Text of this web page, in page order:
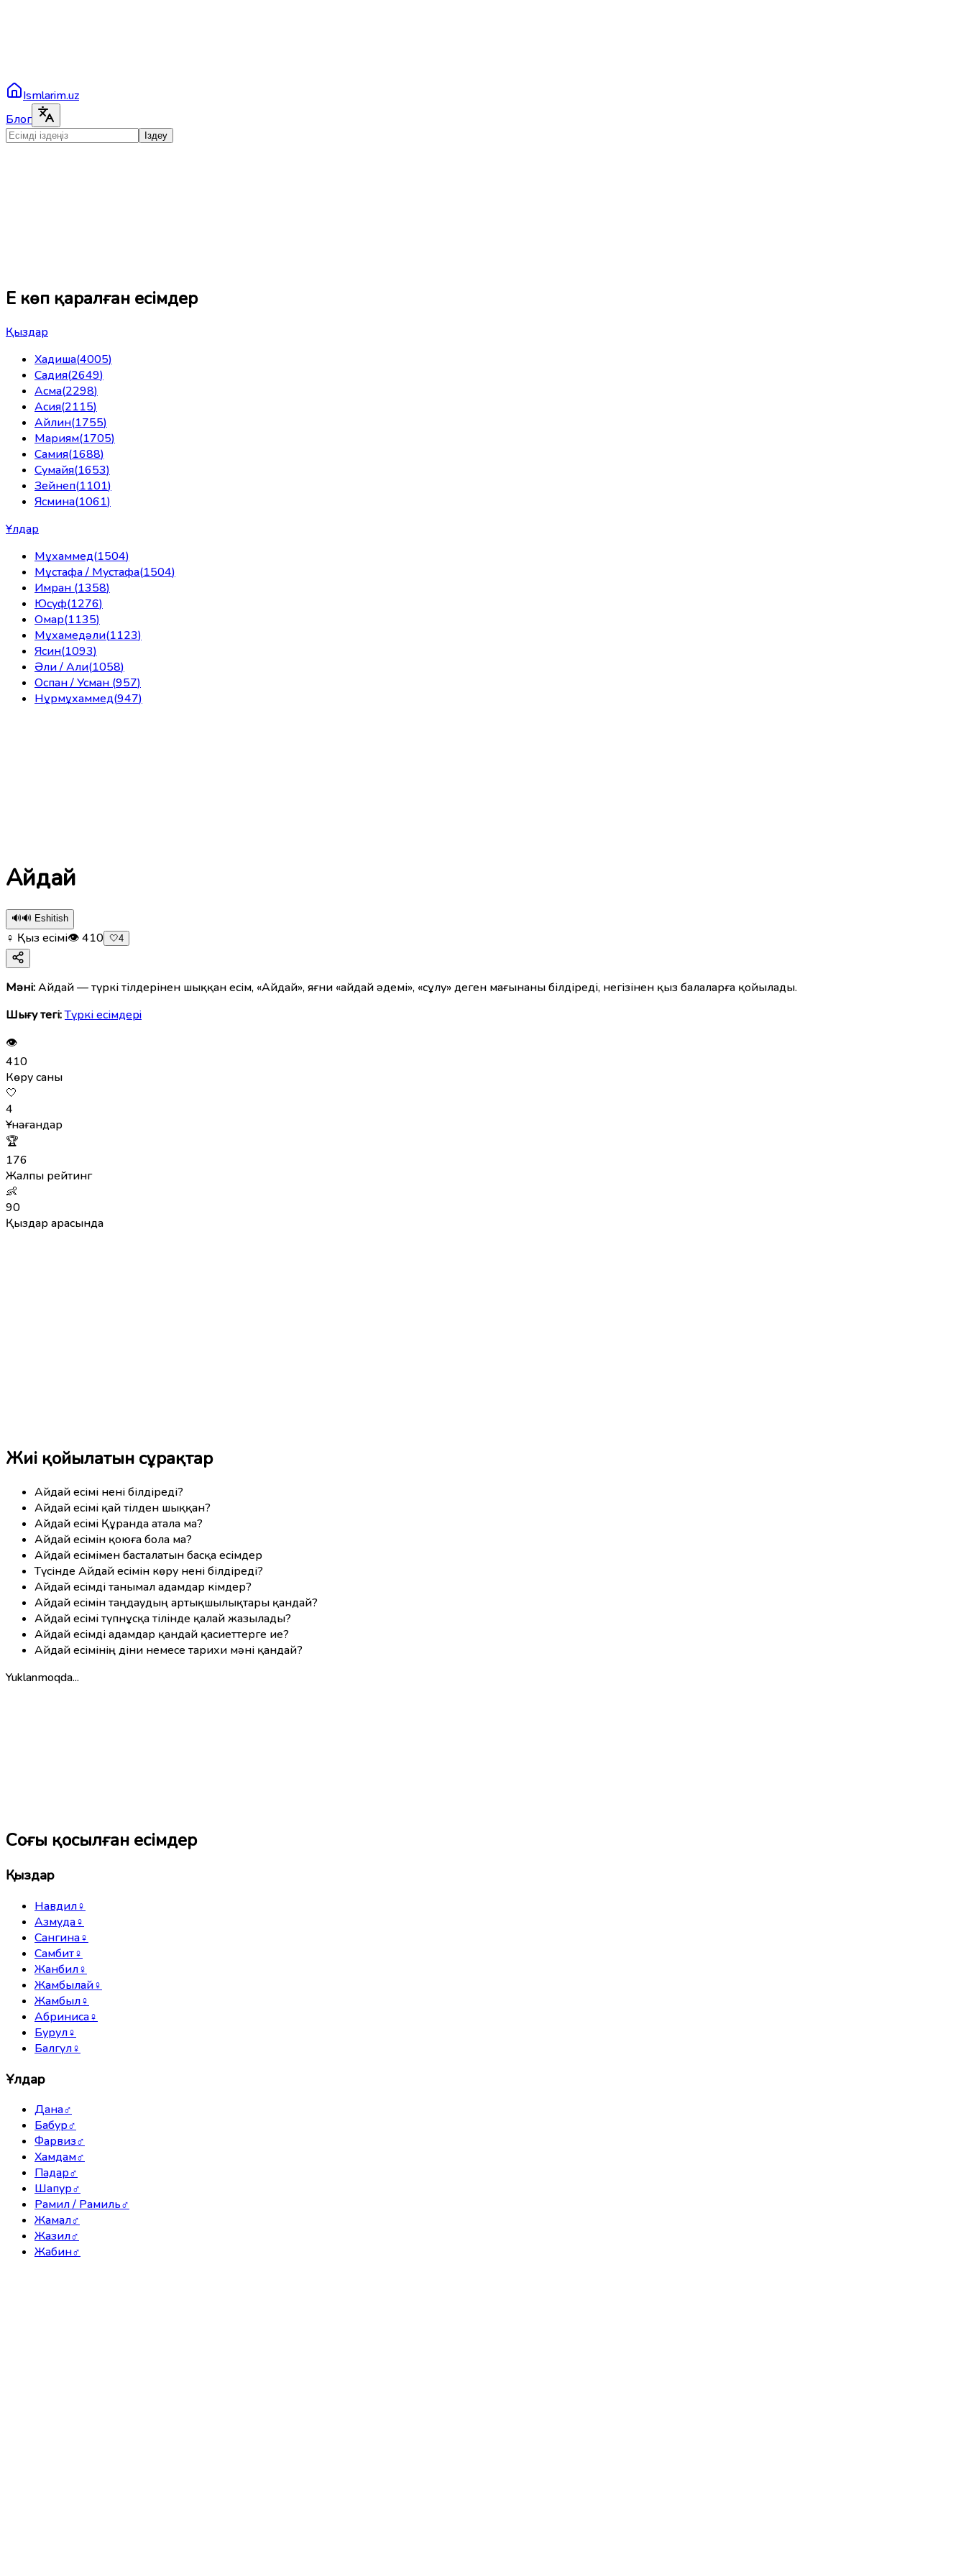
Ismlarim.uz
Блог
Іздеу
Ең көп қаралған есімдер
Қыздар
Хадиша(4005)
Садия(2649)
Асма(2298)
Асия(2115)
Айлин(1755)
Мариям(1705)
Самия(1688)
Сумайя(1653)
Зейнеп(1101)
Ясмина(1061)
Ұлдар
Мұхаммед(1504)
Мұстафа / Мустафа(1504)
Имран (1358)
Юсуф(1276)
Омар(1135)
Мұхамедәли(1123)
Ясин(1093)
Әли / Али(1058)
Оспан / Усман (957)
Нұрмұхаммед(947)
Айдай
🔊🔊 Eshitish
♀ Қыз есімі👁410 🤍4
Мәні:Айдай — түркі тілдерінен шыққан есім, «Айдай», яғни «айдай әдемі», «сұлу» деген мағынаны білдіреді, негізінен қыз балаларға қойылады.
Шығу тегі:Түркі есімдерi
👁
410
Көру саны
🤍
4
Ұнағандар
🏆
176
Жалпы рейтинг
👶
90
Қыздар арасында
Жиі қойылатын сұрақтар
Айдай есімі нені білдіреді?
Айдай есімі қай тілден шыққан?
Айдай есімі Құранда атала ма?
Айдай есімін қоюға бола ма?
Айдай есімімен басталатын басқа есімдер
Түсінде Айдай есімін көру нені білдіреді?
Айдай есімді танымал адамдар кімдер?
Айдай есімін таңдаудың артықшылықтары қандай?
Айдай есімі түпнұсқа тілінде қалай жазылады?
Айдай есімді адамдар қандай қасиеттерге ие?
Айдай есімінің діни немесе тарихи мәні қандай?
Yuklanmoqda...
Соңғы қосылған есімдер
Қыздар
Навдил♀
Азмуда♀
Сангина♀
Самбит♀
Жанбил♀
Жамбылай♀
Жамбыл♀
Абриниса♀
Бурул♀
Балгүл♀
Ұлдар
Дана♂
Бабур♂
Фарвиз♂
Хамдам♂
Падар♂
Шапур♂
Рамил / Рамиль♂
Жамал♂
Жазил♂
Жабин♂